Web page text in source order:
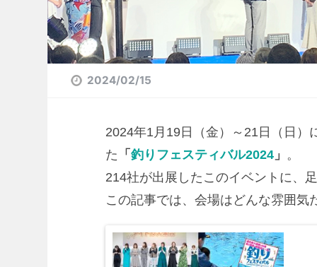
2024/02/15
2024年1月19日（金）～21日（日）
た 「 釣りフェスティバル2024」 。
214社が出展したこのイベントに、
この記事では、会場はどんな雰囲気